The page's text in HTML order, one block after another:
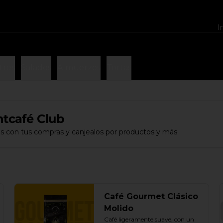
Club
con tus compras y canjealos por productos y más
Café Gourmet Clásico
Molido
Café ligeramente suave, con un